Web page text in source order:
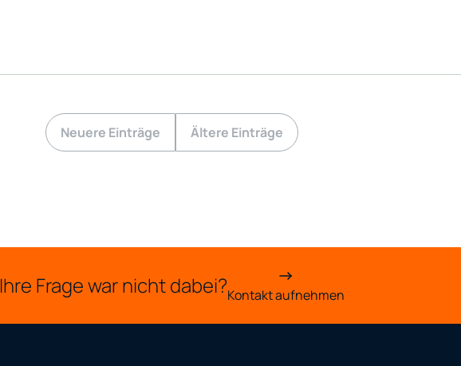
Neuere Einträge Ältere Einträge
Ihre Frage war nicht dabei?Kontakt aufnehmen